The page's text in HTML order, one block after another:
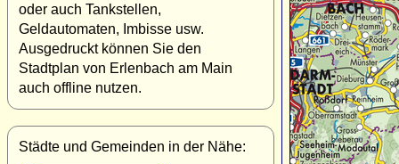
oder auch Tankstellen,
Geldautomaten, Imbisse usw.
Ausgedruckt können Sie den
Stadtplan von Erlenbach am Main
auch offline nutzen.
Städte und Gemeinden in der Nähe: